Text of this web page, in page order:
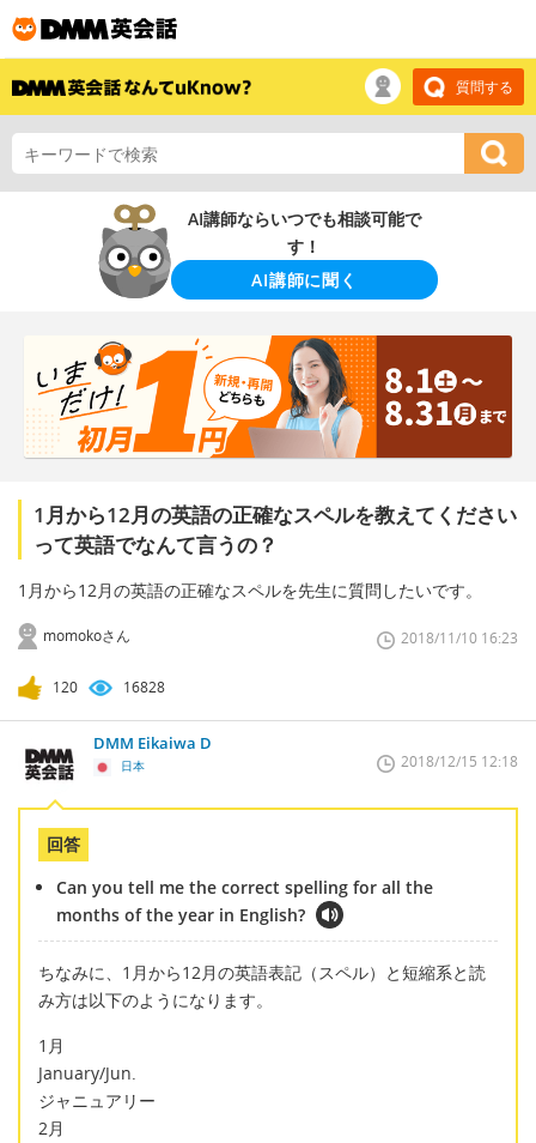
質問する
AI講師ならいつでも相談可能で
す！
AI講師に聞く
1月から12月の英語の正確なスペルを教えてください
って英語でなんて言うの？
1月から12月の英語の正確なスペルを先生に質問したいです。
momokoさん 2018/11/10 16:23
120 16828
DMM Eikaiwa D
日本 2018/12/15 12:18
回答
Can you tell me the correct spelling for all the
months of the year in English?
ちなみに、1月から12月の英語表記（スペル）と短縮系と読
み方は以下のようになります。
1月
January/Jun.
ジャニュアリー
2月